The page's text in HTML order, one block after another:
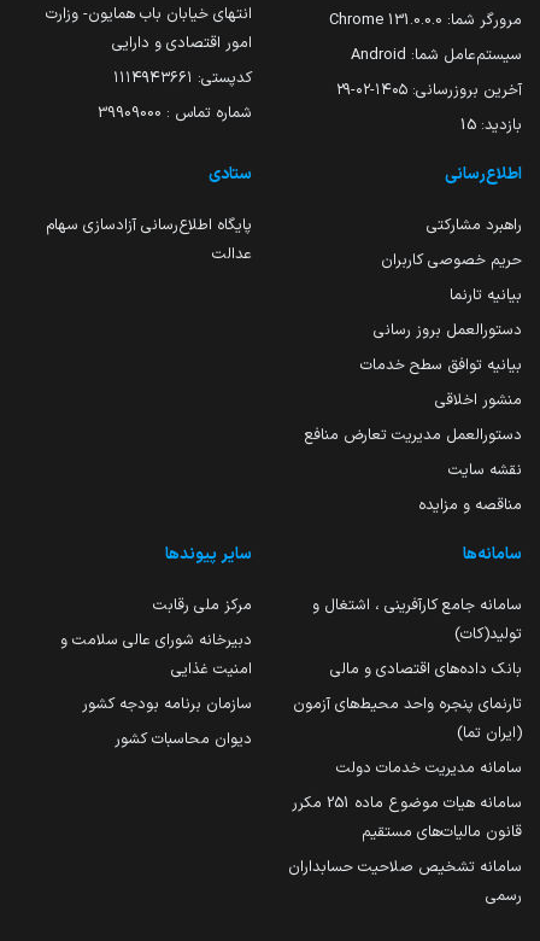
مرورگر شما: 131.0.0.0 Chrome
سیستم‌عامل شما: Android
آخرین بروزرسانی: ۱۴۰۵-۰۲-۲۹
بازدید: 15
انتهای خیابان باب همایون- وزارت
امور اقتصادی و دارایی
کدپستی: ۱۱۱۴۹۴۳۶۶۱
شماره تماس : 39909000
اطلاع‌رسانی
راهبرد مشارکتی
حریم خصوصی کاربران
بیانیه تارنما
دستورالعمل بروز رسانی
بیانیه توافق سطح خدمات
منشور اخلاقی
دستورالعمل مدیریت تعارض منافع
نقشه سایت
مناقصه و مزایده
ستادی
پایگاه اطلاع‌رسانی آزادسازی سهام
عدالت
سامانه‌ها
سامانه جامع کارآفرینی ، اشتغال و
تولید(کات)
بانک داده‌های اقتصادی و مالی
تارنمای پنجره واحد محیط‌های آزمون
(ایران تما)
سامانه مدیریت خدمات دولت
سامانه هیات موضوع ماده 251 مکرر
قانون مالیات‌های مستقیم
سامانه تشخیص صلاحیت حسابداران
رسمی
سایر پیوندها
مرکز ملی رقابت
دبیرخانه شورای عالی سلامت و
امنیت غذایی
سازمان برنامه بودجه کشور
دیوان محاسبات کشور